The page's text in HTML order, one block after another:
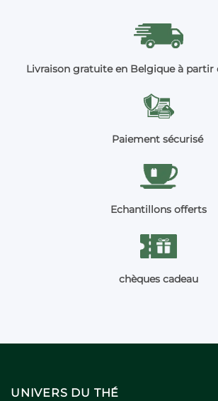
Livraison gratuite en Belgique à partir
Paiement sécurisé
Echantillons offerts
chèques cadeau
UNIVERS DU THÉ